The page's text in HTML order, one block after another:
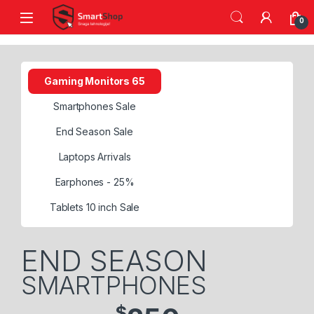
Skip to navigation
Skip to content
0
END SEASON
SMARTPHONES
Gaming Monitors 65
Smartphones Sale
End Season Sale
Laptops Arrivals
Earphones - 25%
Tablets 10 inch Sale